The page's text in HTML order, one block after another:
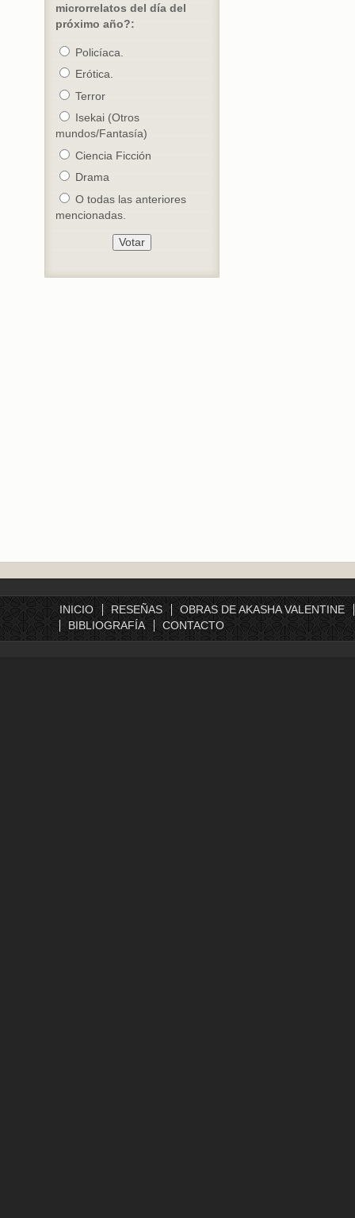
microrrelatos del día del
próximo año?:
Policíaca.
Erótica.
Terror
Isekai (Otros
mundos/Fantasía)
Ciencia Ficción
Drama
O todas las anteriores
mencionadas.
INICIO RESEÑAS
OBRAS DE AKASHA VALENTINE
BIBLIOGRAFÍA
CONTACTO